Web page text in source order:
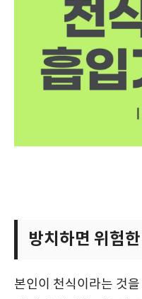
방치하면 위험
본인이 천식이라는 것